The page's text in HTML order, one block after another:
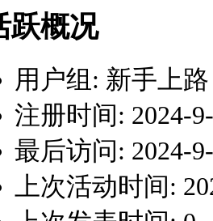
跃概况
用户组: 新手上路
注册时间: 2024-
最后访问: 2024-
上次活动时间: